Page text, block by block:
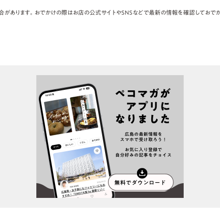
あります。おでかけの際はお店の公式サイトやSNSなどで最新の情報を確認しておでか